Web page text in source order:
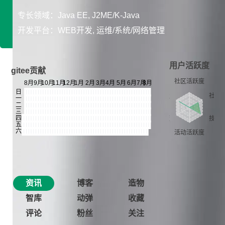
专长领域：Java EE, J2ME/K-Java
开发平台：WEB开发, 运维/系统/网络管理
gitee贡献
用户活跃度
资讯 博客
造物
智库
动弹
收藏
评论
粉丝 关注